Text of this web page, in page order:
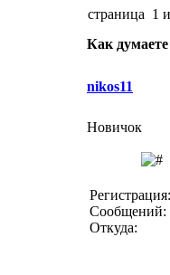
страница 1
Как
nikos11
Новичок
Сообщений:
Откуда: